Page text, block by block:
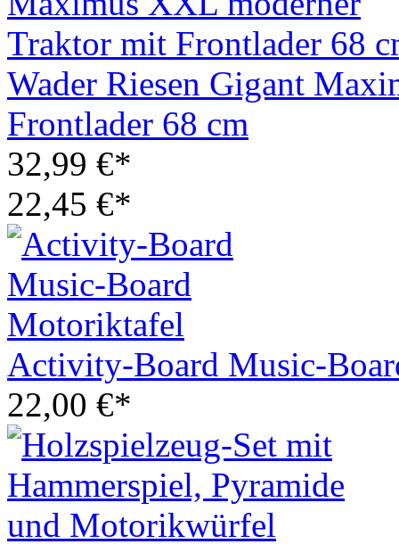
Wader Riesen Gigant
Frontlader 68 cm
32,99 €*
22,45 €*
Activity-Board Music-
22,00 €*